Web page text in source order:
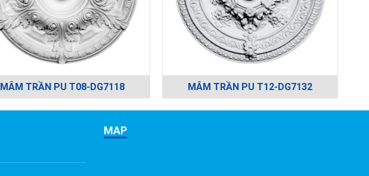
MÂM TRẦN PU T08-DG7118 MÂM TRẦN PU T12-DG7132
MAP